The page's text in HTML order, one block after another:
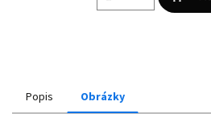
Popis Obrázky